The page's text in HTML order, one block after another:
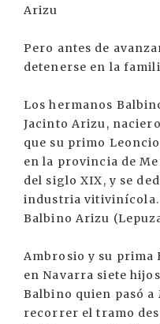
Arizu
Pero antes de
detenerse en la
Los hermanos
Jacinto Arizu,
que su primo
en la provincia de
del siglo XIX, y se
industria vitivinícola.
Balbino Arizu
Ambrosio y su prima
en Navarra siete
Balbino quien pasó a
recorrer el tramo